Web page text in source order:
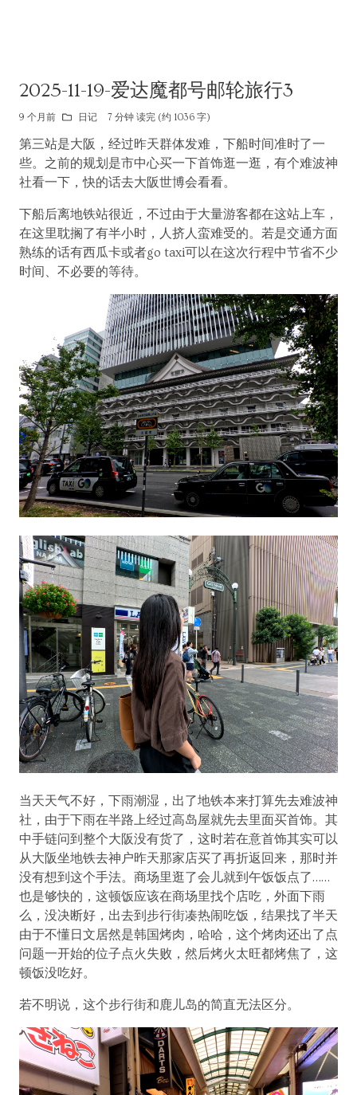
2025-11-19-爱达魔都号邮轮旅行3
9 个月前 日记 7 分钟 读完 (约 1036 字)
第三站是大阪，经过昨天群体发难，下船时间准时了一
些。之前的规划是市中心买一下首饰逛一逛，有个难波神
社看一下，快的话去大阪世博会看看。
下船后离地铁站很近，不过由于大量游客都在这站上车，
在这里耽搁了有半小时，人挤人蛮难受的。若是交通方面
熟练的话有西瓜卡或者go taxi可以在这次行程中节省不少
时间、不必要的等待。
当天天气不好，下雨潮湿，出了地铁本来打算先去难波神
社，由于下雨在半路上经过高岛屋就先去里面买首饰。其
中手链问到整个大阪没有货了，这时若在意首饰其实可以
从大阪坐地铁去神户昨天那家店买了再折返回来，那时并
没有想到这个手法。商场里逛了会儿就到午饭饭点了……
也是够快的，这顿饭应该在商场里找个店吃，外面下雨
么，没决断好，出去到步行街凑热闹吃饭，结果找了半天
由于不懂日文居然是韩国烤肉，哈哈，这个烤肉还出了点
问题一开始的位子点火失败，然后烤火太旺都烤焦了，这
顿饭没吃好。
若不明说，这个步行街和鹿儿岛的简直无法区分。